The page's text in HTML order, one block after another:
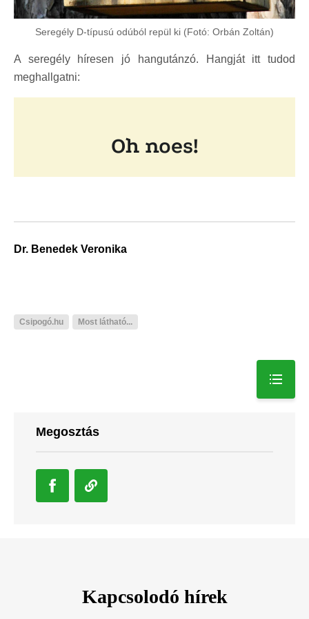
Seregély D-típusú odúból repül ki (Fotó: Orbán Zoltán)
A seregély híresen jó hangutánzó. Hangját itt tudod
meghallgatni:
Dr. Benedek Veronika
Csipogó.hu Most látható...
Megosztás
Kapcsolodó hírek